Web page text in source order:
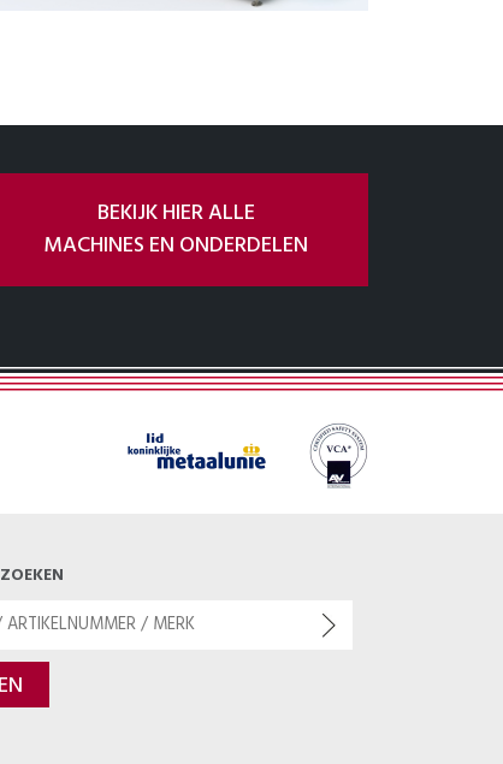
BEKIJK HIER ALLE
MACHINES EN ONDERDELEN